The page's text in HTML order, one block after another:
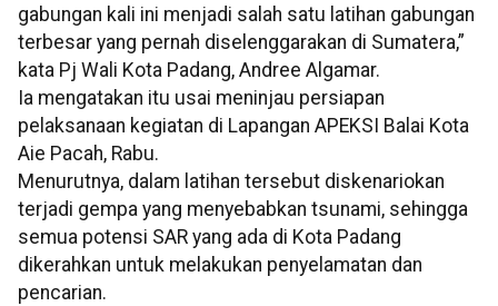
gabungan kali ini menjadi salah satu latihan gabungan
terbesar yang pernah diselenggarakan di Sumatera,”
kata Pj Wali Kota Padang, Andree Algamar.
Ia mengatakan itu usai meninjau persiapan
pelaksanaan kegiatan di Lapangan APEKSI Balai Kota
Aie Pacah, Rabu.
Menurutnya, dalam latihan tersebut diskenariokan
terjadi gempa yang menyebabkan tsunami, sehingga
semua potensi SAR yang ada di Kota Padang
dikerahkan untuk melakukan penyelamatan dan
pencarian.